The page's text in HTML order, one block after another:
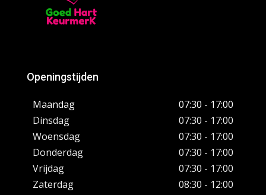
Openingstijden
Maandag
07:30 - 17:00
Dinsdag
07:30 - 17:00
Woensdag
07:30 - 17:00
Donderdag
07:30 - 17:00
Vrijdag
07:30 - 17:00
Zaterdag
08:30 - 12:00